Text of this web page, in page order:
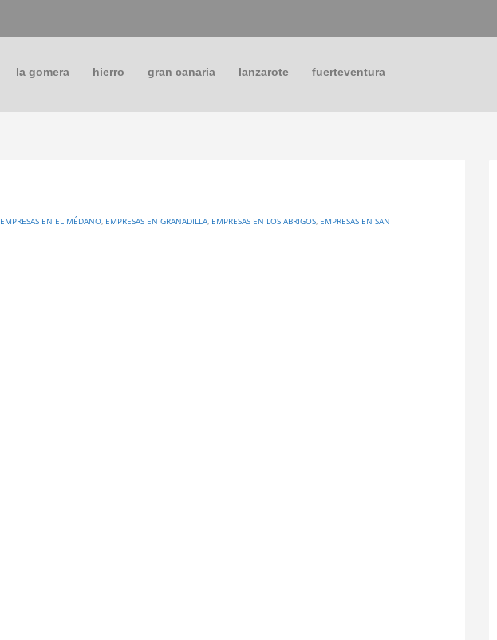
la gomera hierro gran canaria lanzarote fuerteventura
EMPRESAS EN EL MÉDANO, EMPRESAS EN GRANADILLA, EMPRESAS EN LOS ABRIGOS, EMPRESAS EN SAN